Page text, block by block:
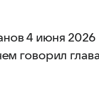
4 июня 2026
говорил